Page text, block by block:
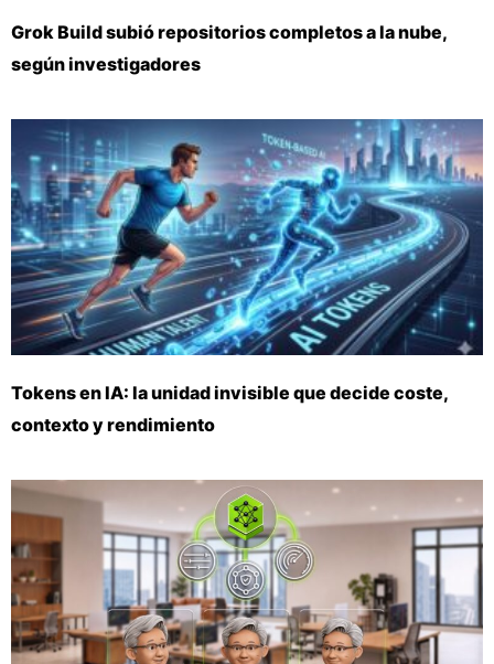
Grok Build subió repositorios completos a la nube,
según investigadores
Tokens en IA: la unidad invisible que decide coste,
contexto y rendimiento